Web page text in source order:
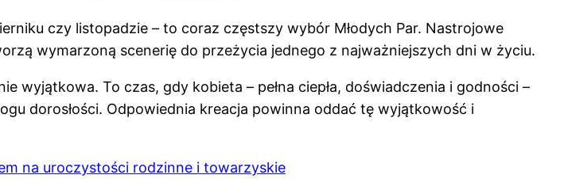
czy listopadzie – to coraz częstszy wybór Młodych Par. Nastrojowe
wymarzoną scenerię do przeżycia jednego z najważniejszych dni w życiu.
wyjątkowa. To czas, gdy kobieta – pełna ciepła, doświadczenia i godności –
dorosłości. Odpowiednia kreacja powinna oddać tę wyjątkowość i
na uroczystości rodzinne i towarzyskie